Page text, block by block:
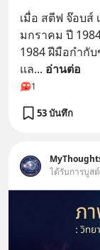
เมื่อ สตีฟ จ๊อบส์
มกราคม ปี
1984 ฝีมือกำกั
แล... อ่านต่อ
1
53 บันทึก
ได้รับการบูสต์